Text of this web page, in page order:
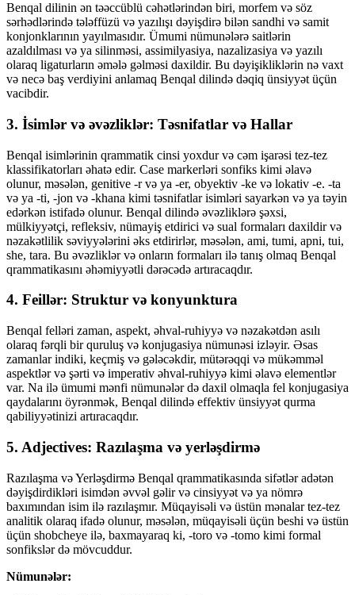
Benqal dilinin ən təəccüblü cəhətlərindən biri, morfem və söz
sərhədlərində tələffüzü və yazılışı dəyişdirə bilən sandhi və samit
konjonklarının yayılmasıdır. Ümumi nümunələrə saitlərin
azaldılması və ya silinməsi, assimilyasiya, nazalizasiya və yazılı
olaraq ligaturların əmələ gəlməsi daxildir. Bu dəyişikliklərin nə vaxt
və necə baş verdiyini anlamaq Benqal dilində dəqiq ünsiyyət üçün
vacibdir.
3. İsimlər və əvəzliklər: Təsnifatlar və Hallar
Benqal isimlərinin qrammatik cinsi yoxdur və cəm işarəsi tez-tez
klassifikatorları əhatə edir. Case markerləri sonfiks kimi əlavə
olunur, məsələn, genitive -r və ya -er, obyektiv -ke və lokativ -e. -ta
və ya -ti, -jon və -khana kimi təsnifatlar isimləri sayarkən və ya təyin
edərkən istifadə olunur. Benqal dilində əvəzliklərə şəxsi,
mülkiyyətçi, refleksiv, nümayiş etdirici və sual formaları daxildir və
nəzakətlilik səviyyələrini əks etdirirlər, məsələn, ami, tumi, apni, tui,
she, tara. Bu əvəzliklər və onların formaları ilə tanış olmaq Benqal
qrammatikasını əhəmiyyətli dərəcədə artıracaqdır.
4. Feillər: Struktur və konyunktura
Benqal felləri zaman, aspekt, əhval-ruhiyyə və nəzakətdən asılı
olaraq fərqli bir quruluş və konjugasiya nümunəsi izləyir. Əsas
zamanlar indiki, keçmiş və gələcəkdir, mütərəqqi və mükəmməl
aspektlər və şərti və imperativ əhval-ruhiyyə kimi əlavə elementlər
var. Na ilə ümumi mənfi nümunələr də daxil olmaqla fel konjugasiya
qaydalarını öyrənmək, Benqal dilində effektiv ünsiyyət qurma
qabiliyyətinizi artıracaqdır.
5. Adjectives: Razılaşma və yerləşdirmə
Razılaşma və Yerləşdirmə Benqal qrammatikasında sifətlər adətən
dəyişdirdikləri isimdən əvvəl gəlir və cinsiyyət və ya nömrə
baxımından isim ilə razılaşmır. Müqayisəli və üstün mənalar tez-tez
analitik olaraq ifadə olunur, məsələn, müqayisəli üçün beshi və üstün
üçün shobcheye ilə, baxmayaraq ki, -toro və -tomo kimi formal
sonfikslər də mövcuddur.
Nümunələr: